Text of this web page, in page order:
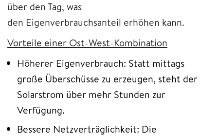
über den Tag, was
den Eigenverbrauchsanteil erhöhen kann.
Vorteile einer Ost-West-Kombination
Höherer Eigenverbrauch: Statt mittags
große Überschüsse zu erzeugen, steht der
Solarstrom über mehr Stunden zur
Verfügung.
Bessere Netzverträglichkeit: Die